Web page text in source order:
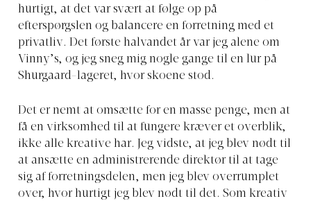
hurtigt, at det var svært at følge op på
efterspørgslen og balancere en forretning med et
privatliv. Det første halvandet år var jeg alene om
Vinny’s, og jeg sneg mig nogle gange til en lur på
Shurgaard-lageret, hvor skoene stod.
Det er nemt at omsætte for en masse penge, men at
få en virksomhed til at fungere kræver et overblik,
ikke alle kreative har. Jeg vidste, at jeg blev nødt til
at ansætte en administrerende direktør til at tage
sig af forretningsdelen, men jeg blev overrumplet
over, hvor hurtigt jeg blev nødt til det. Som kreativ